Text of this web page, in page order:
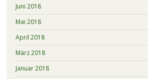
Juni 2018
Mai 2018
April 2018
März 2018
Januar 2018